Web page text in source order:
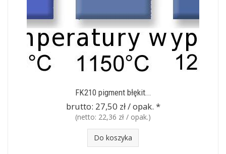
FK210 pigment błękit...
brutto: 27,50 zł / opak. *
(netto: 22,36 zł / opak.)
Do koszyka